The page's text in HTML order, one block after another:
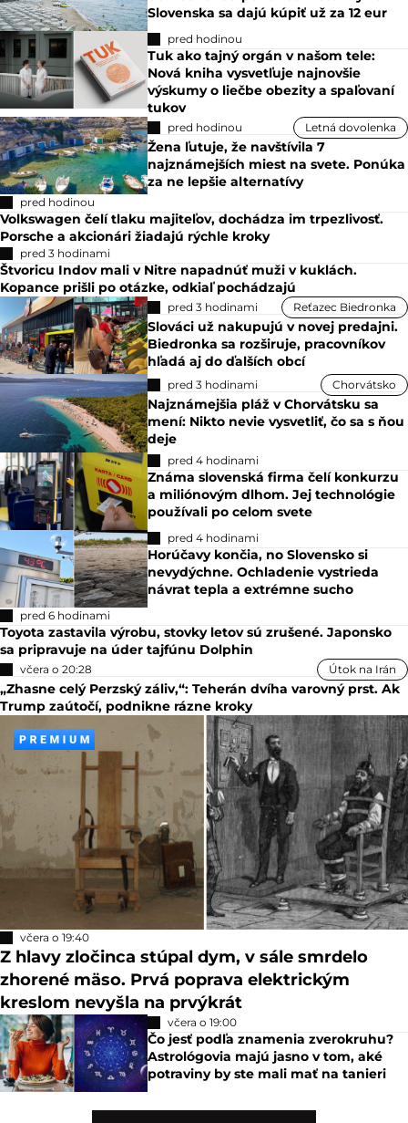
Slovenska sa dajú kúpiť už za 12 eur
pred hodinou
Tuk ako tajný orgán v našom tele:
Nová kniha vysvetľuje najnovšie
výskumy o liečbe obezity a spaľovaní
tukov
pred hodinou Letná dovolenka
Žena ľutuje, že navštívila 7
najznámejších miest na svete. Ponúka
za ne lepšie alternatívy
pred hodinou
Volkswagen čelí tlaku majiteľov, dochádza im trpezlivosť.
Porsche a akcionári žiadajú rýchle kroky
pred 3 hodinami
Štvoricu Indov mali v Nitre napadnúť muži v kuklách.
Kopance prišli po otázke, odkiaľ pochádzajú
pred 3 hodinami Reťazec Biedronka
Slováci už nakupujú v novej predajni.
Biedronka sa rozširuje, pracovníkov
hľadá aj do ďalších obcí
pred 3 hodinami Chorvátsko
Najznámejšia pláž v Chorvátsku sa
mení: Nikto nevie vysvetliť, čo sa s ňou
deje
pred 4 hodinami
Známa slovenská firma čelí konkurzu
a miliónovým dlhom. Jej technológie
používali po celom svete
pred 4 hodinami
Horúčavy končia, no Slovensko si
nevydýchne. Ochladenie vystrieda
návrat tepla a extrémne sucho
pred 6 hodinami
Toyota zastavila výrobu, stovky letov sú zrušené. Japonsko
sa pripravuje na úder tajfúnu Dolphin
včera o 20:28 Útok na Irán
„Zhasne celý Perzský záliv,“: Teherán dvíha varovný prst. Ak
Trump zaútočí, podnikne rázne kroky
včera o 19:40
Z hlavy zločinca stúpal dym, v sále smrdelo
zhorené mäso. Prvá poprava elektrickým
kreslom nevyšla na prvýkrát
včera o 19:00
Čo jesť podľa znamenia zverokruhu?
Astrológovia majú jasno v tom, aké
potraviny by ste mali mať na tanieri